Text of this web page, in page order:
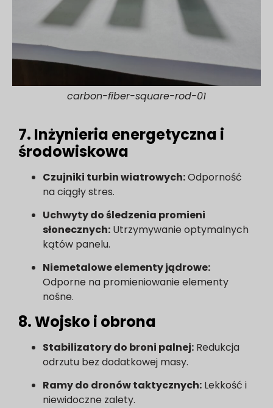
carbon-fiber-square-rod-01
7. Inżynieria energetyczna i
środowiskowa
Czujniki turbin wiatrowych:Odporność
na ciągły stres.
Uchwyty do śledzenia promieni
słonecznych: Utrzymywanie optymalnych
kątów panelu.
Niemetalowe elementy jądrowe:
Odporne na promieniowanie elementy
nośne.
8. Wojsko i obrona
Stabilizatory do broni palnej: Redukcja
odrzutu bez dodatkowej masy.
Ramy do dronów taktycznych: Lekkość i
niewidoczne zalety.